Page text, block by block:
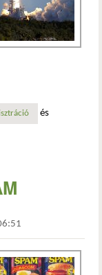
a végső felszállás
és